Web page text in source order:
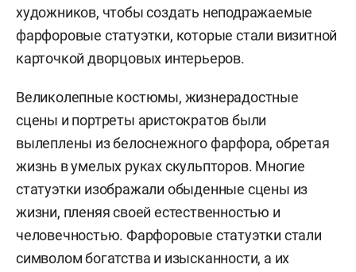
художников, чтобы создать неподражаемые
фарфоровые статуэтки, которые стали визитной
карточкой дворцовых интерьеров.
Великолепные костюмы, жизнерадостные
сцены и портреты аристократов были
вылеплены из белоснежного фарфора, обретая
жизнь в умелых руках скульпторов. Многие
статуэтки изображали обыденные сцены из
жизни, пленяя своей естественностью и
человечностью. Фарфоровые статуэтки стали
символом богатства и изысканности, а их